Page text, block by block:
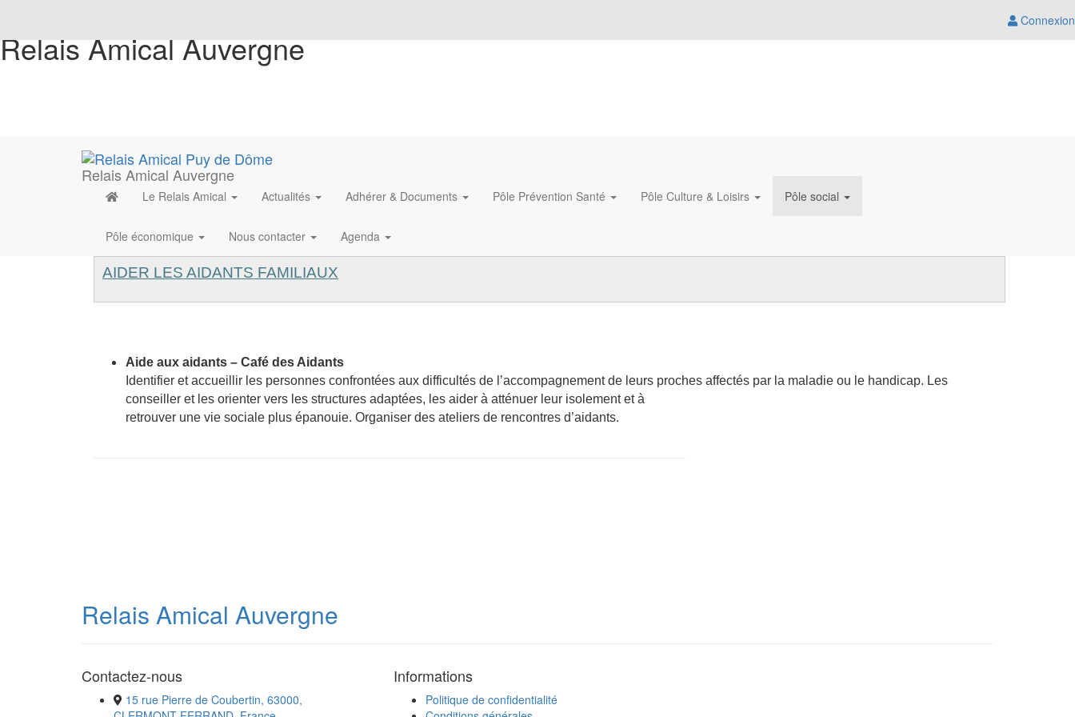
Connexion
Relais Amical Auvergne
Relais Amical Auvergne
Le Relais Amical Actualités Adhérer & Documents Pôle Prévention Santé Pôle Culture & Loisirs Pôle social
Pôle économique Nous contacter Agenda
AIDER LES AIDANTS FAMILIAUX
Aide aux aidants – Café des Aidants
Identifier et accueillir les personnes confrontées aux difficultés de l’accompagnement de leurs proches affectés par la maladie ou le handicap. Les
conseiller et les orienter vers les structures adaptées, les aider à atténuer leur isolement et à
retrouver une vie sociale plus épanouie. Organiser des ateliers de rencontres d’aidants.
Relais Amical Auvergne
Contactez-nous
15 rue Pierre de Coubertin, 63000,
Informations
Politique de confidentialité